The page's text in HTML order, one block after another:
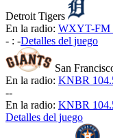
Detroit Tigers
En la radio: WXYT-FM
- : -Detalles del juego
San
En la radio: KNBR
--
En la radio: KNBR
Detalles del juego